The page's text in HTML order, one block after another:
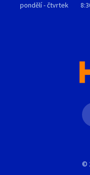
pondělí - čtvrtek
©